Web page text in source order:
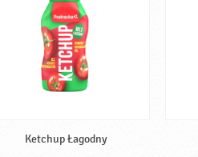
Ketchup Łagodny